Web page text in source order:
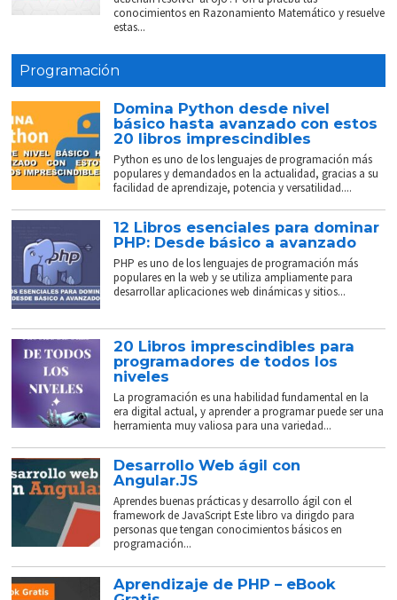
conocimientos en Razonamiento Matemático y resuelve
estas...
Programación
Domina Python desde nivel
básico hasta avanzado con estos
20 libros imprescindibles
Python es uno de los lenguajes de programación más
populares y demandados en la actualidad, gracias a su
facilidad de aprendizaje, potencia y versatilidad....
12 Libros esenciales para dominar
PHP: Desde básico a avanzado
PHP es uno de los lenguajes de programación más
populares en la web y se utiliza ampliamente para
desarrollar aplicaciones web dinámicas y sitios...
20 Libros imprescindibles para
programadores de todos los
niveles
La programación es una habilidad fundamental en la
era digital actual, y aprender a programar puede ser una
herramienta muy valiosa para una variedad...
Desarrollo Web ágil con
Angular.JS
Aprendes buenas prácticas y desarrollo ágil con el
framework de JavaScript Este libro va dirigdo para
personas que tengan conocimientos básicos en
programación...
Aprendizaje de PHP – eBook